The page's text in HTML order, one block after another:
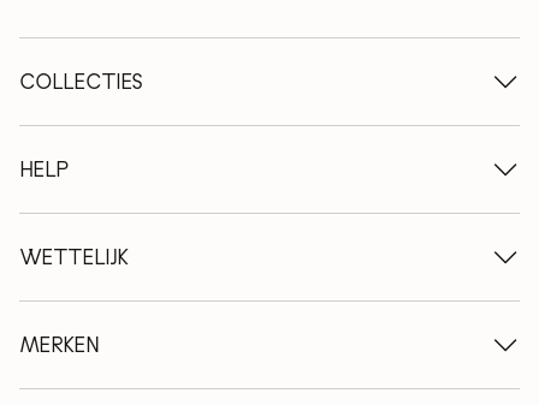
COLLECTIES
Houten tafels
Uitschuifbare tafels
Houten stoelen
Houten ladekasten
Houten bedden
HELP
Wie we zijn
Leveringsvoorwaarden
Professionals
FAQ
WETTELIJK
Betalingswijzen
Privacybeleid
MERKEN
NordicStory